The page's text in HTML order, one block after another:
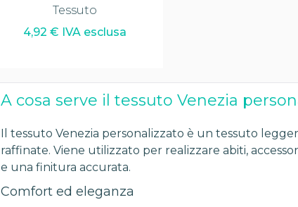
Tessuto
4,92 € IVA esclusa
A cosa serve il tessuto Venezia
Il tessuto Venezia personalizzato è un tessuto
raffinate. Viene utilizzato per realizzare abiti,
e una finitura accurata.
Comfort ed eleganza